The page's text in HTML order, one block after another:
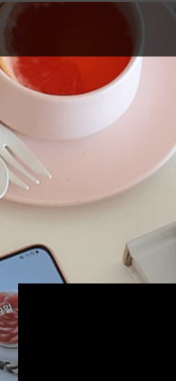
아직도
무료
체